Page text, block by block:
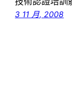
3 11 月, 2008